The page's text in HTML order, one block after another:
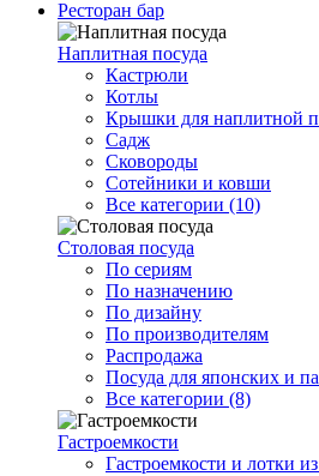
Ресторан бар
Наплитная посуда
Кастрюли
Котлы
Крышки для наплитной
Садж
Сковороды
Сотейники и ковши
Все категории (10)
Столовая посуда
По сериям
По назначению
По дизайну
По производителям
Распродажа
Посуда для японских и
Все категории (8)
Гастроемкости
Гастроемкости и лотки